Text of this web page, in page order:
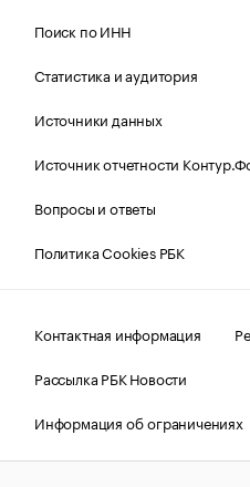
Поиск по ИНН
Статистика и аудитория
Источники данных
Источник отчетности
Вопросы и ответы
Политика Cookies РБК
Контактная информация
Рассылка РБК Новости
Информация об ограничениях
Правовая информация
О